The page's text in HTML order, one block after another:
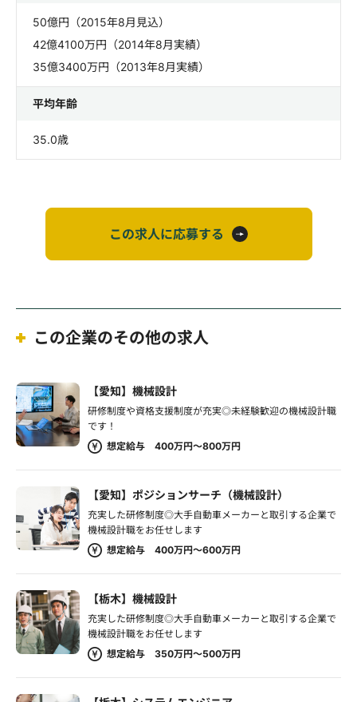
50億円（2015年8月見込）
42億4100万円（2014年8月実績）
35億3400万円（2013年8月実績）
平均年齢
35.0歳
この求人に応募する
この企業のその他の求人
【愛知】機械設計
研修制度や資格支援制度が充実◎未経験歓迎の機械設計職
です！
想定給与 400万円～800万円
【愛知】ポジションサーチ（機械設計）
充実した研修制度◎大手自動車メーカーと取引する企業で
機械設計職をお任せします
想定給与 400万円～600万円
【栃木】機械設計
充実した研修制度◎大手自動車メーカーと取引する企業で
機械設計職をお任せします
想定給与 350万円～500万円